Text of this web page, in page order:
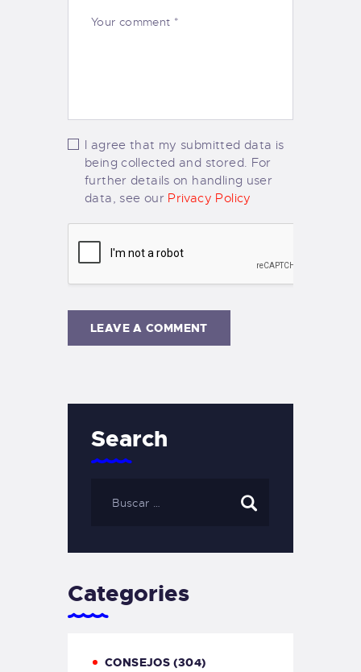
I agree that my submitted data is
being collected and stored. For
further details on handling user
data, see our Privacy Policy
Search
Categories
CONSEJOS (304)